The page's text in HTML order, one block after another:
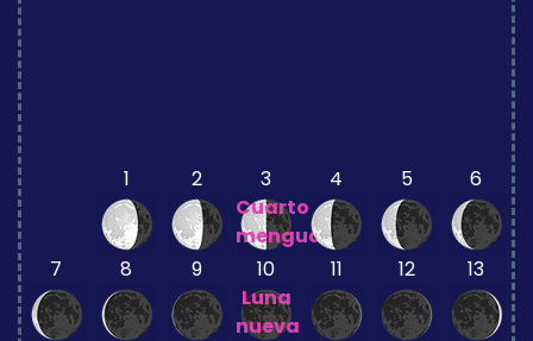
1 2
3
Cuarto
menguante
4 5 6
7 8 9
10
Luna
nueva
11 12 13